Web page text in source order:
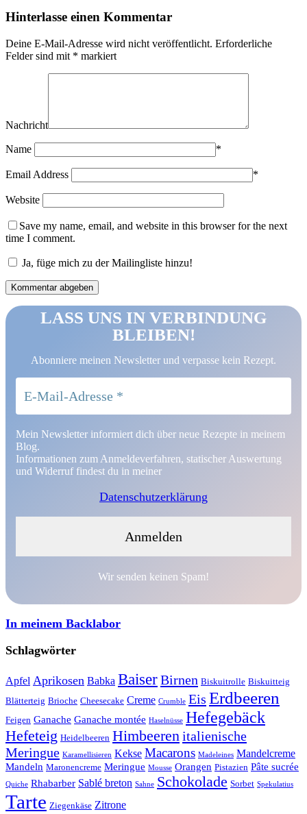
Hinterlasse einen Kommentar
Deine E-Mail-Adresse wird nicht veröffentlicht. Erforderliche
Felder sind mit * markiert
Nachricht
Name *
Email Address *
Website
Save my name, email, and website in this browser for the next
time I comment.
Ja, füge mich zu der Mailingliste hinzu!
LASS UNS IN VERBINDUNG
BLEIBEN!
Abonniere meinen Newsletter und verpasse kein Rezept.
Mein Newsletter informiert dich über neue Rezepte in meinem
Blog.
Informationen zum Anmeldeverfahren, statischer Auswertung
und Widerruf findest du in meiner
Datenschutzerklärung
Wir senden keinen Spam!
In meinem Backlabor
Schlagwörter
Apfel Aprikosen Babka BaiserBirnen Biskuitrolle Biskuitteig
Blätterteig Brioche Cheesecake Creme Crumble Eis Erdbeeren
Feigen Ganache Ganache montée Haselnüsse Hefegebäck
Hefeteig Heidelbeeren Himbeerenitalienische
Meringue Karamellisieren Kekse Macarons Madeleines Mandelcreme
Mandeln Maronencreme Meringue Mousse Orangen Pistazien Pâte sucrée
Quiche Rhabarber Sablé breton Sahne Schokolade Sorbet Spekulatius
Tarte Ziegenkäse Zitrone